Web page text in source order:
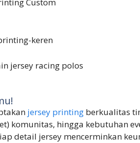
jersey printing berkualitas
hingga kebutuhan
detail jersey mencerminkan